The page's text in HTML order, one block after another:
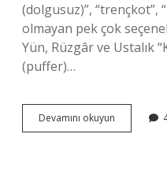
(dolgusuz)”, “trençkot”,
olmayan pek çok
Yün, Rüzgâr ve Ustalık
(puffer)…
Devamını okuyun
olmayan